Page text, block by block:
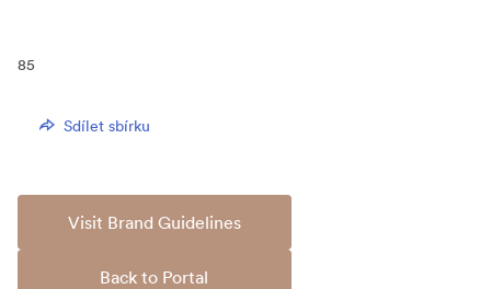
85
Sdílet sbírku
Visit Brand Guidelines
Back to Portal